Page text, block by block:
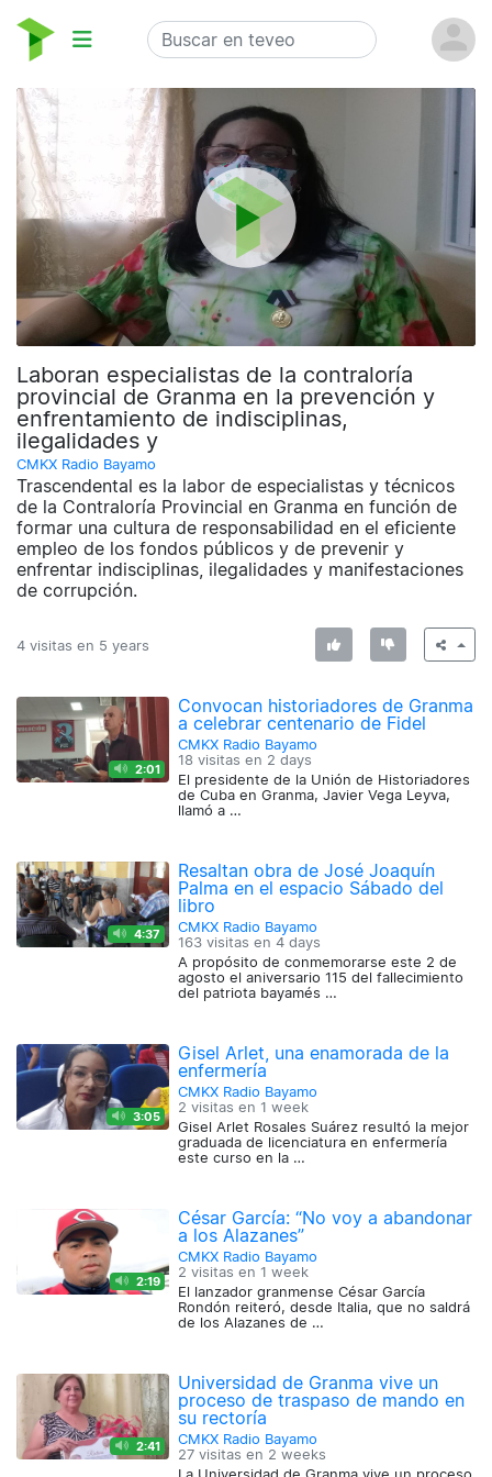
Laboran especialistas de la contraloría
provincial de Granma en la prevención y
enfrentamiento de indisciplinas,
ilegalidades y
CMKX Radio Bayamo
Trascendental es la labor de especialistas y técnicos
de la Contraloría Provincial en Granma en función de
formar una cultura de responsabilidad en el eficiente
empleo de los fondos públicos y de prevenir y
enfrentar indisciplinas, ilegalidades y manifestaciones
de corrupción.
4 visitas en 5 years
2:01
Convocan historiadores de Granma
a celebrar centenario de Fidel
CMKX Radio Bayamo
18 visitas en 2 days
El presidente de la Unión de Historiadores
de Cuba en Granma, Javier Vega Leyva,
llamó a …
4:37
Resaltan obra de José Joaquín
Palma en el espacio Sábado del
libro
CMKX Radio Bayamo
163 visitas en4 days
A propósito de conmemorarse este 2 de
agosto el aniversario 115 del fallecimiento
del patriota bayamés …
3:05
Gisel Arlet, una enamorada de la
enfermería
CMKX Radio Bayamo
2 visitas en 1 week
Gisel Arlet Rosales Suárez resultó la mejor
graduada de licenciatura en enfermería
este curso en la …
2:19
César García: “No voy a abandonar
a los Alazanes”
CMKX Radio Bayamo
2 visitas en 1 week
El lanzador granmense César García
Rondón reiteró, desde Italia, que no saldrá
de los Alazanes de …
2:41
Universidad de Granma vive un
proceso de traspaso de mando en
su rectoría
CMKX Radio Bayamo
27 visitas en 2 weeks